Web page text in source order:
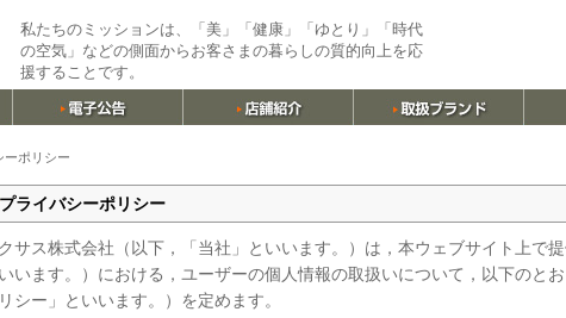
私たちのミッションは、「美」「健康」「ゆとり」「時代
の空気」などの側面からお客さまの暮らしの質的向上を応
援することです。
ーポリシー
プライバシーポリシー
サス株式会社（以下，「当社」といいます。）は，本ウェブサイト上で
います。）における，ユーザーの個人情報の取扱いについて，以下のと
シー」といいます。）を定めます。